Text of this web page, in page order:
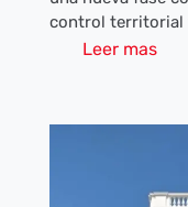
control territorial
Leer mas